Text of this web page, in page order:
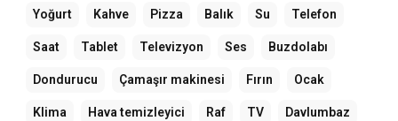
Yoğurt Kahve Pizza Balık Su Telefon
Saat Tablet Televizyon Ses Buzdolabı
Dondurucu Çamaşır makinesi Fırın Ocak
Klima Hava temizleyici Raf TV Davlumbaz